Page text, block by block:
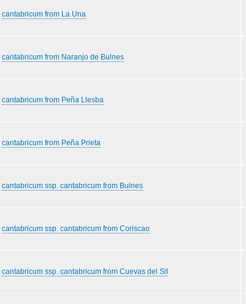
cantabricum from La Una
cantabricum from Naranjo de Bulnes
cantabricum from Peña Llesba
cantabricum from Peña Prieta
cantabricum ssp. cantabricum from Bulnes
cantabricum ssp. cantabricum from Coriscao
cantabricum ssp. cantabricum from Cuevas del Sil